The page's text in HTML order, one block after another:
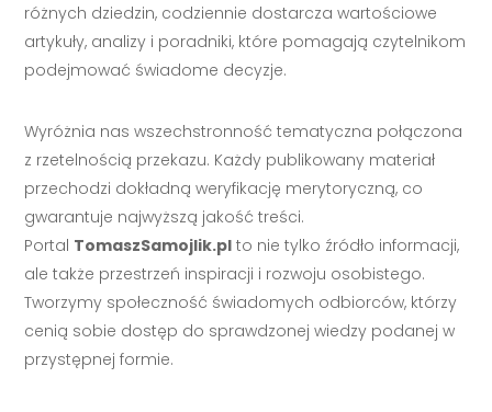
różnych dziedzin, codziennie dostarcza wartościowe
artykuły, analizy i poradniki, które pomagają czytelnikom
podejmować świadome decyzje.
Wyróżnia nas wszechstronność tematyczna połączona
z rzetelnością przekazu. Każdy publikowany materiał
przechodzi dokładną weryfikację merytoryczną, co
gwarantuje najwyższą jakość treści.
Portal TomaszSamojlik.pl to nie tylko źródło informacji,
ale także przestrzeń inspiracji i rozwoju osobistego.
Tworzymy społeczność świadomych odbiorców, którzy
cenią sobie dostęp do sprawdzonej wiedzy podanej w
przystępnej formie.